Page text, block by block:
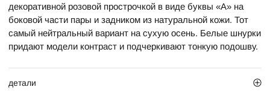
декоративной розовой прострочкой в виде буквы «А» на
боковой части пары и задником из натуральной кожи. Тот
самый нейтральный вариант на сухую осень. Белые шнурки
придают модели контраст и подчеркивают тонкую подошву.
детали